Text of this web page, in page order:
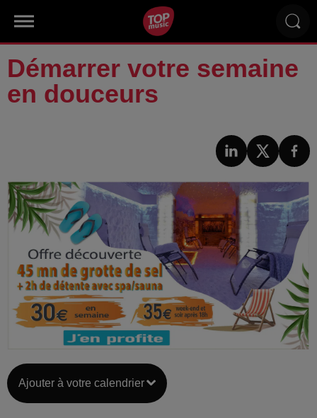
Démarrer votre semaine
en douceurs
Ajouter à votre calendrier